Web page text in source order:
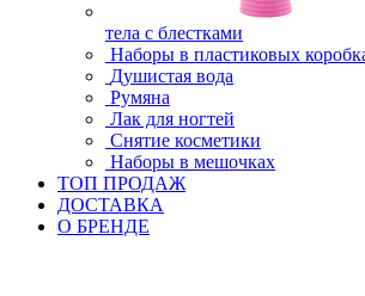
тела с блестками
Наборы в пластиковых
Душистая вода
Румяна
Лак для ногтей
Снятие косметики
Наборы в мешочках
ТОП ПРОДАЖ
ДОСТАВКА
О БРЕНДЕ